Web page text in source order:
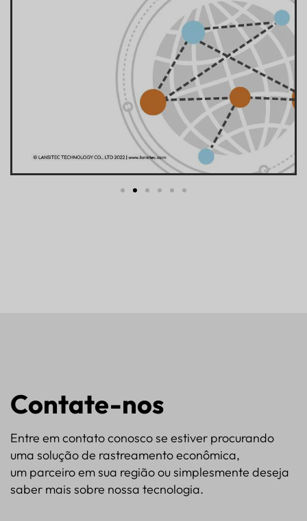
Contate-nos
Entre em contato conosco se estiver procurando
uma solução de rastreamento econômica,
um parceiro em sua região ou simplesmente deseja
saber mais sobre nossa tecnologia.